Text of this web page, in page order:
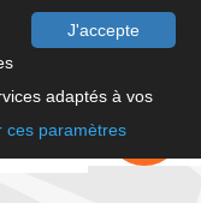
J'accepte
adaptés à vos
ces paramètres
FAIRE UN
DON